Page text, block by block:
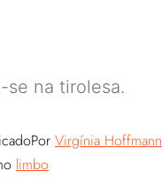
se na tirolesa.
Por Virgínia Hoffmann
limbo